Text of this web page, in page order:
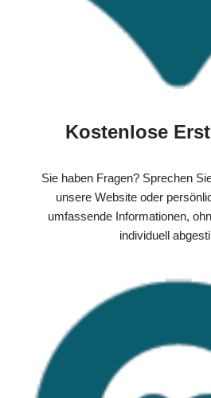
Kostenlose
Sie haben Fragen? Sprechen
unsere Website oder
umfassende Informationen,
individuell